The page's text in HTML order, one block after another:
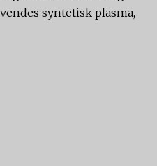
syntetisk plasma,